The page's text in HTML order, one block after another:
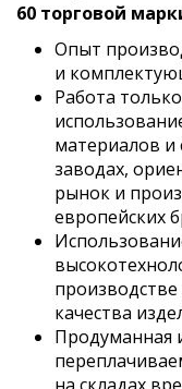
60 торговой
Опыт
и
Работа
материалов
заводах,
рынок и
европейских
качества
Продуманная